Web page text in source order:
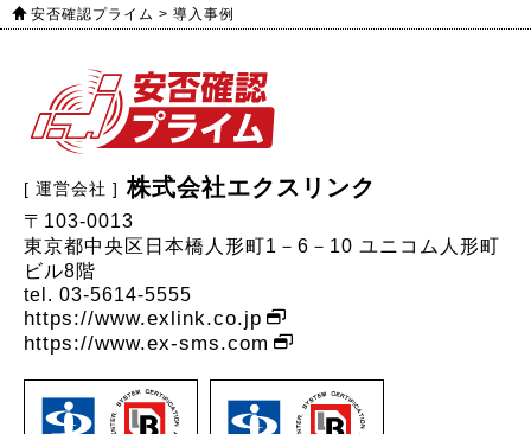
安否確認プライム > 導入事例
株式会社エクスリンク
〒103-0013
東京都中央区日本橋人形町1－6－10 ユニコム人形町
ビル8階
tel. 03-5614-5555
https://www.exlink.co.jp
https://www.ex-sms.com